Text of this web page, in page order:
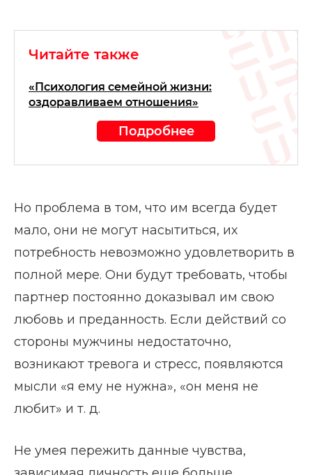
Читайте также
«Психология семейной жизни:
оздоравливаем отношения»
Подробнее
Но проблема в том, что им всегда будет
мало, они не могут насытиться, их
потребность невозможно удовлетворить в
полной мере. Они будут требовать, чтобы
партнер постоянно доказывал им свою
любовь и преданность. Если действий со
стороны мужчины недостаточно,
возникают тревога и стресс, появляются
мысли «я ему не нужна», «он меня не
любит» и т. д.
Не умея пережить данные чувства,